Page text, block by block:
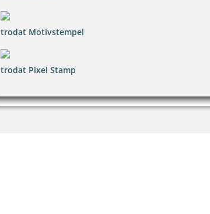
trodat Motivstempel
trodat Pixel Stamp